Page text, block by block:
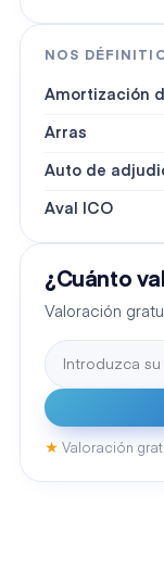
NOS
Amortización
Arras
Auto de
Aval ICO
¿Cuánto
Valoración
★ Valoración